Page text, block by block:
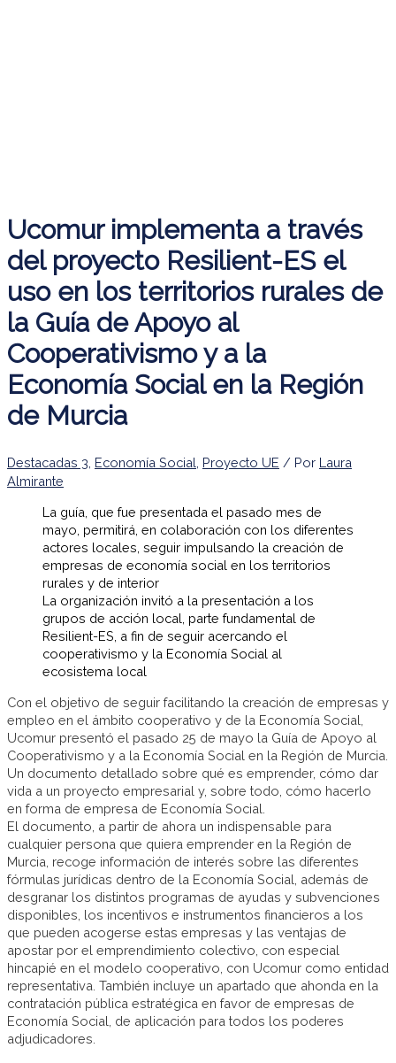
Ucomur implementa a través
del proyecto Resilient-ES el
uso en los territorios rurales de
la Guía de Apoyo al
Cooperativismo y a la
Economía Social en la Región
de Murcia
Destacadas 3 Economía Social Proyecto UE / Por Laura
Almirante
La guía, que fue presentada el pasado mes de
mayo, permitirá, en colaboración con los diferentes
actores locales, seguir impulsando la creación de
empresas de economía social en los territorios
rurales y de interior
La organización invitó a la presentación a los
grupos de acción local, parte fundamental de
Resilient-ES, a fin de seguir acercando el
cooperativismo y la Economía Social al
ecosistema local
Con el objetivo de seguir facilitando la creación de empresas y
empleo en el ámbito cooperativo y de la Economía Social,
Ucomur presentó el pasado 25 de mayo la Guía de Apoyo al
Cooperativismo y a la Economía Social en la Región de Murcia.
Un documento detallado sobre qué es emprender, cómo dar
vida a un proyecto empresarial y, sobre todo, cómo hacerlo
en forma de empresa de Economía Social.
El documento, a partir de ahora un indispensable para
cualquier persona que quiera emprender en la Región de
Murcia, recoge información de interés sobre las diferentes
fórmulas jurídicas dentro de la Economía Social, además de
desgranar los distintos programas de ayudas y subvenciones
disponibles, los incentivos e instrumentos financieros a los
que pueden acogerse estas empresas y las ventajas de
apostar por el emprendimiento colectivo, con especial
hincapié en el modelo cooperativo, con Ucomur como entidad
representativa. También incluye un apartado que ahonda en la
contratación pública estratégica en favor de empresas de
Economía Social, de aplicación para todos los poderes
adjudicadores.